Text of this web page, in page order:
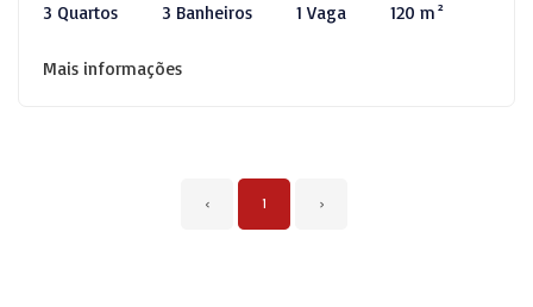
3 Quartos 3 Banheiros 1 Vaga 120 m²
Mais informações
‹ 1 ›